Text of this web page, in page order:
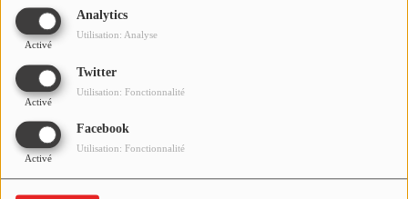
Analytics
Activé
Utilisation: Analyse
Twitter
Activé
Utilisation: Fonctionnalité
Facebook
Activé
Utilisation: Fonctionnalité
Mika
Muse
1 2 3